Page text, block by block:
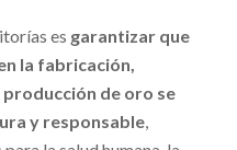
es garantizar que
la fabricación,
de oro se
y responsable,